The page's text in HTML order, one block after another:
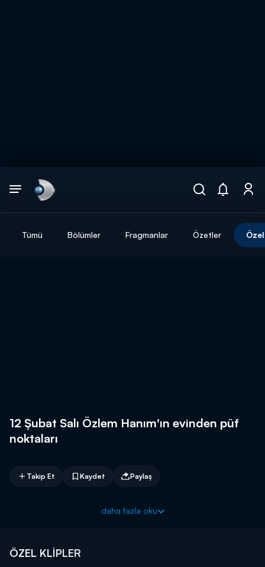
Tümü Bölümler Fragmanlar Özetler
12 Şubat Salı Özlem Hanım'ın evinden püf
noktaları
Takip Et Kaydet Paylaş
daha fazla oku
ÖZEL KLİPLER